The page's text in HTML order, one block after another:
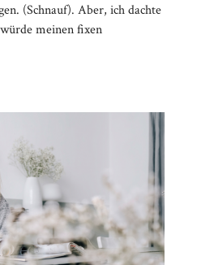
(Schnauf). Aber, ich dachte
meinen fixen